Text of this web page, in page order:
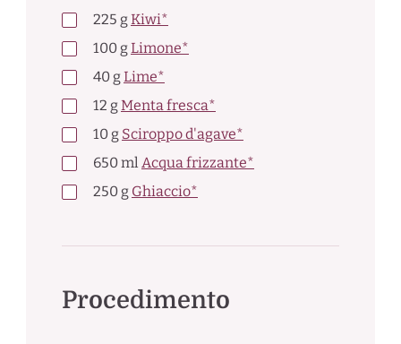
225 gKiwi*
100 gLimone*
40 gLime*
12 gMenta fresca*
10 g Sciroppo d'agave*
650mlAcqua frizzante*
250 g Ghiaccio*
Procedimento